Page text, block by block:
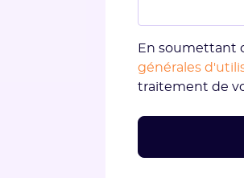
En soumettant
générales
traitement de